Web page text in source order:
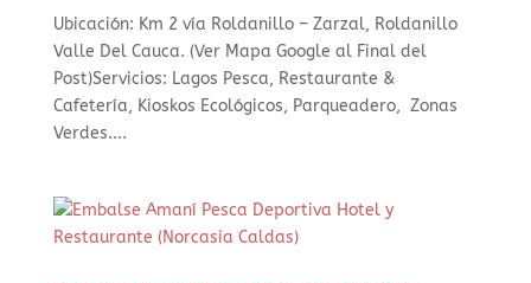
Ubicación: Km 2 vía Roldanillo – Zarzal, Roldanillo
Valle Del Cauca. (Ver Mapa Google al Final del
Post)Servicios: Lagos Pesca, Restaurante &
Cafetería, Kioskos Ecológicos, Parqueadero, Zonas
Verdes....